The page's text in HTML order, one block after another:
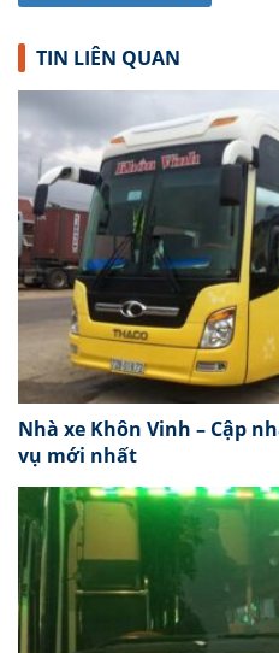
TIN LIÊN QUAN
Nhà xe Khôn Vinh – Cập
vụ mới nhất